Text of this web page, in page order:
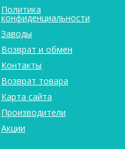
Политика
конфиденциальности
Заводы
Возврат и обмен
Контакты
Возврат товара
Карта сайта
Производители
Акции